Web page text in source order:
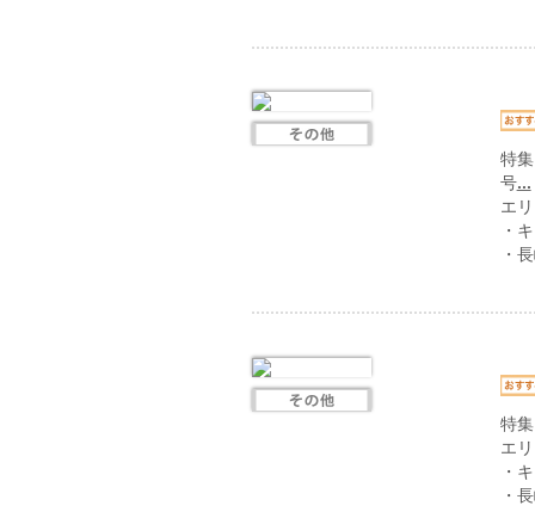
特
号...
エ
・
・
特
エ
・
・